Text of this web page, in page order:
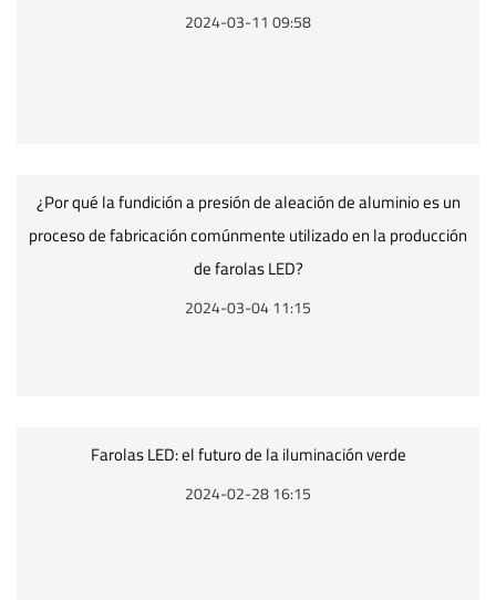
2024-03-11 09:58
¿Por qué la fundición a presión de aleación de aluminio es un
proceso de fabricación comúnmente utilizado en la producción
de farolas LED?
2024-03-04 11:15
Farolas LED: el futuro de la iluminación verde
2024-02-28 16:15